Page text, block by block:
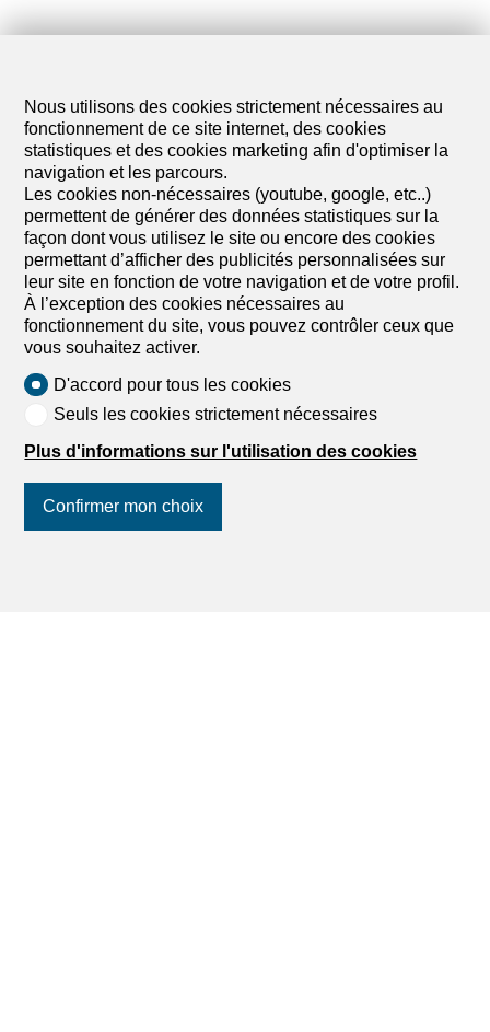
Logements de vacances à vendre
Exploitation agricole à vendre
Annexes à vendre
Nous utilisons des cookies strictement nécessaires au
fonctionnement de ce site internet, des cookies
statistiques et des cookies marketing afin d'optimiser la
navigation et les parcours.
Les cookies non-nécessaires (youtube, google, etc..)
permettent de générer des données statistiques sur la
façon dont vous utilisez le site ou encore des cookies
permettant d’afficher des publicités personnalisées sur
leur site en fonction de votre navigation et de votre profil.
À l’exception des cookies nécessaires au
fonctionnement du site, vous pouvez contrôler ceux que
vous souhaitez activer.
D'accord pour tous les cookies
Seuls les cookies strictement nécessaires
Plus d'informations sur l'utilisation des cookies
Confirmer mon choix